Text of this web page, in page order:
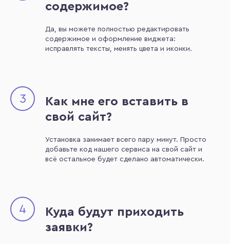
содержимое?
Да, вы можете полностью редактировать
содержимое и оформление виджета:
исправлять тексты, менять цвета и иконки.
3
Как мне его вставить в
свой сайт?
Установка занимает всего пару минут. Просто
добавьте код нашего сервиса на свой сайт и
всё остальное будет сделано автоматически.
4
Куда будут приходить
заявки?